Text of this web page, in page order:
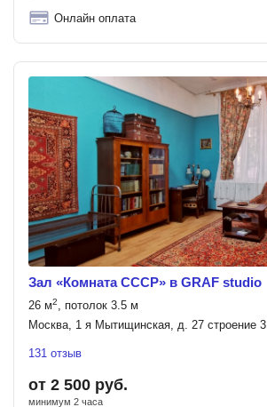
Онлайн оплата
Зал «Комната СССР» в GRAF studio
26 м2, потолок 3.5 м
Москва, 1 я Мытищинская, д. 27 строение 3
131 отзыв
от 2 500 руб.
минимум 2 часа